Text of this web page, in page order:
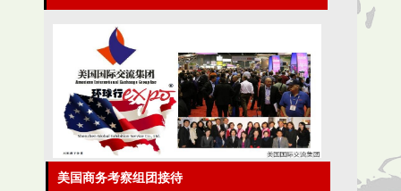
美国商务考察组团接待